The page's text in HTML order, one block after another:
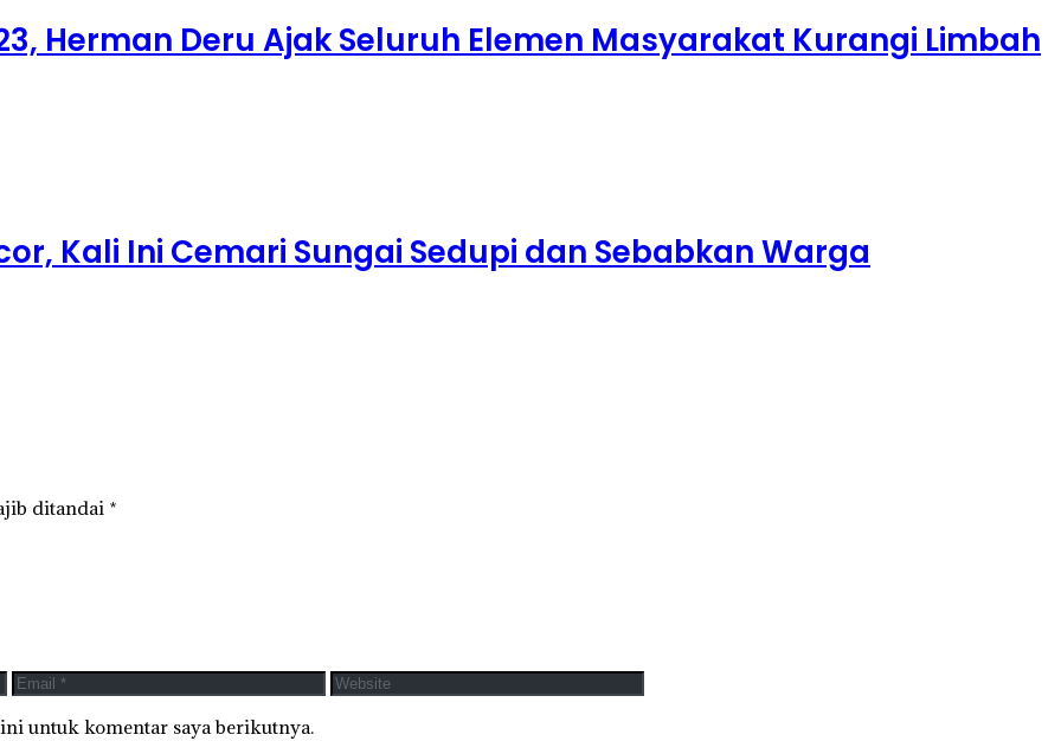
Herman Deru Ajak Seluruh Elemen Masyarakat Kurangi Limbah
Kali Ini Cemari Sungai Sedupi dan Sebabkan Warga
ditandai *
untuk komentar saya berikutnya.